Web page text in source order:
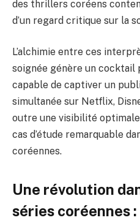
des thrillers coréens
d’un regard critique sur la
L’alchimie entre ces
soignée génère un cocktail
capable de captiver un
simultanée sur Netflix,
outre une visibilité
cas d’étude remarquable
coréennes.
Une révolution
séries coréennes